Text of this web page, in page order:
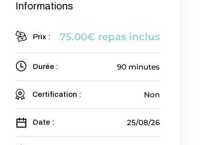
Informations
Prix : 75.00€ repas inclus
Durée : 90 minutes
Certification : Non
Date : 25/08/26